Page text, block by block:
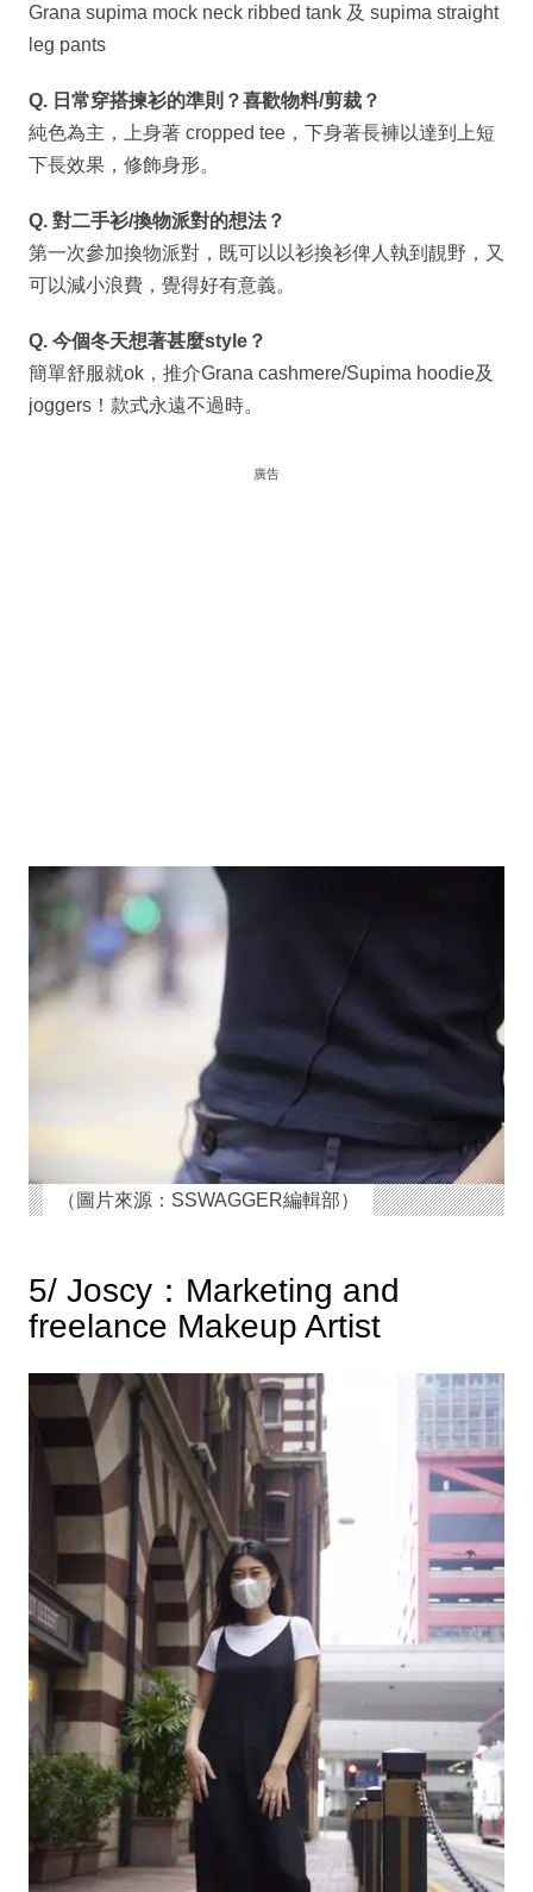
Grana supima mock neck ribbed tank 及 supima straight
leg pants
Q. 日常穿搭揀衫的準則？喜歡物料/剪裁？
純色為主，上身著 cropped tee，下身著長褲以達到上短
下長效果，修飾身形。
Q. 對二手衫/換物派對的想法？
第一次參加換物派對，既可以以衫換衫俾人執到靚野，又
可以減小浪費，覺得好有意義。
Q. 今個冬天想著甚麼style？
簡單舒服就ok，推介Grana cashmere/Supima hoodie及
joggers！款式永遠不過時。
廣告
（圖片來源：SSWAGGER編輯部）
5/ Joscy：Marketing and
freelance Makeup Artist